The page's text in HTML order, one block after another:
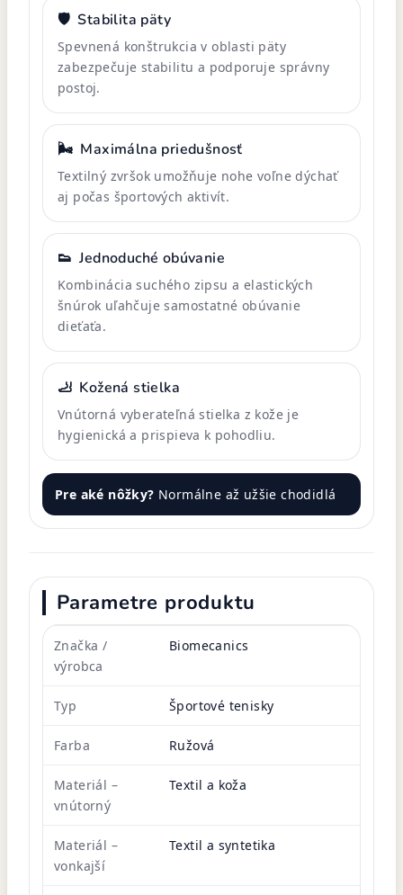
🛡️ Stabilita päty
Spevnená konštrukcia v oblasti päty
zabezpečuje stabilitu a podporuje správny
postoj.
🌬️ Maximálna priedušnosť
Textilný zvršok umožňuje nohe voľne dýchať
aj počas športových aktivít.
👟 Jednoduché obúvanie
Kombinácia suchého zipsu a elastických
šnúrok uľahčuje samostatné obúvanie
dieťaťa.
🦶 Kožená stielka
Vnútorná vyberateľná stielka z kože je
hygienická a prispieva k pohodliu.
Pre aké nôžky? Normálne až užšie chodidlá
Parametre produktu
Značka /
výrobca
Biomecanics
Typ Športové tenisky
Farba Ružová
Materiál –
vnútorný
Textil a koža
Materiál –
vonkajší
Textil a syntetika